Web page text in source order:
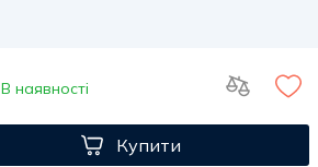
В наявності
Купити